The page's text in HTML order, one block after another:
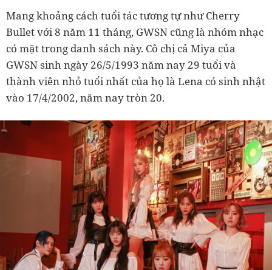
Mang khoảng cách tuổi tác tương tự như Cherry
Bullet với 8 năm 11 tháng, GWSN cũng là nhóm nhạc
có mặt trong danh sách này. Cô chị cả Miya của
GWSN sinh ngày 26/5/1993 năm nay 29 tuổi và
thành viên nhỏ tuổi nhất của họ là Lena có sinh nhật
vào 17/4/2002, năm nay tròn 20.